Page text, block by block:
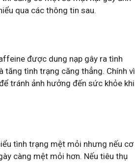
qua các thông tin sau.
được dung nạp gây ra tình
tăng tình trạng căng thẳng. Chính vì
tránh ảnh hưởng đến sức khỏe khi
tình trạng mệt mỏi nhưng nếu cơ
càng mệt mỏi hơn. Nếu tiêu thụ